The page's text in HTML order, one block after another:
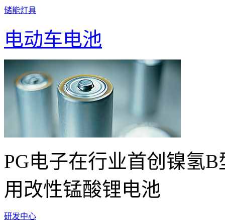
储能灯具
电动车电池
PG电子在行业首创镍氢
用改性锰酸锂电池
研发中心